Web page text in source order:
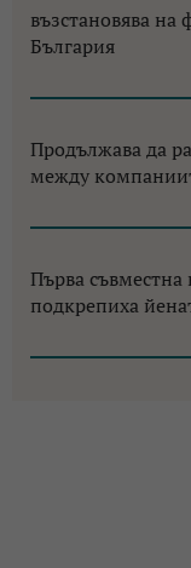
възстановява
България
Продължава да
между
Първа
подкрепиха